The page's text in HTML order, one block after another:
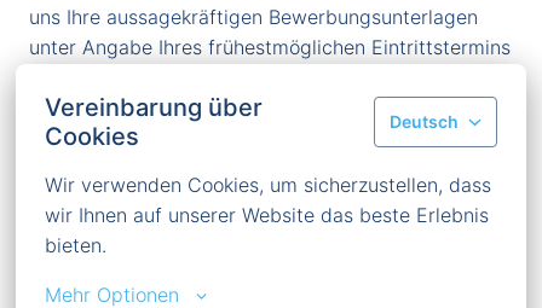
Vereinbarung über
Cookies
Deutsch
Wir verwenden Cookies, um sicherzustellen, dass
wir Ihnen auf unserer Website das beste Erlebnis
bieten.
Mehr Optionen
uns Ihre aussagekräftigen Bewerbungsunterlagen
unter Angabe Ihres frühestmöglichen Eintrittstermins
TENTE-ROLLEN GmbH
Phillip Sprenga
Herrlinghausen 75
42929 Wermelskirchen